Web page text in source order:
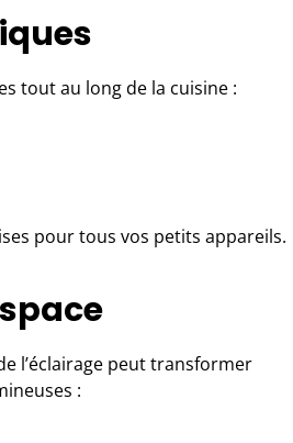
tout au long de la cuisine :
pour tous vos petits appareils.
l’éclairage peut transformer
: